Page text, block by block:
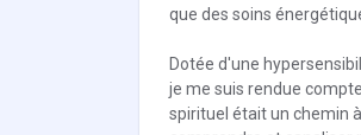
que des soins
Dotée d'une
je me suis rendue
spirituel était un chemin